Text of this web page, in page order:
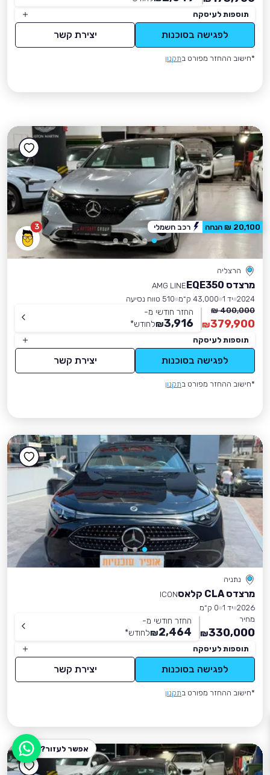
תוספות לעיסקה
לפגישה בסוכנות יצירת קשר
*חישוב ההחזר מפורט בתקנון
3
הרצליה
מרצדס EQE350
AMG LINE
2024 יד 1 43,000 ק״מ
510 טווח נסיעה
400,000 ₪
379,900
₪
החזר חודשי מ-
3,916
₪לחודש*
תוספות לעיסקה
לפגישה בסוכנות יצירת קשר
*חישוב ההחזר מפורט בתקנון
20,100 ₪ הנחה רכב חשמלי
נתניה
מרצדס CLA קלאס
ICON
2026 יד 1
0 ק״מ
מחיר
330,000
₪
החזר חודשי מ-
2,464
₪לחודש*
תוספות לעיסקה
לפגישה בסוכנות יצירת קשר
*חישוב ההחזר מפורט בתקנון
אפשר לעזור?